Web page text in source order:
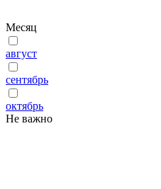
Месяц
август
сентябрь
октябрь
Не важно